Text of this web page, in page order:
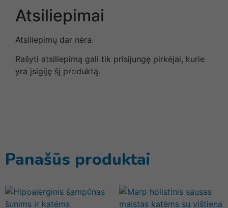
Atsiliepimai
Atsiliepimų dar nėra.
Rašyti atsiliepimą gali tik prisijungę pirkėjai, kurie
yra įsigiję šį produktą.
Panašūs produktai